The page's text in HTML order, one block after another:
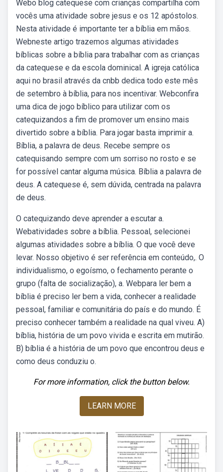
Webo blog catequese com crianças compartilha com
vocês uma atividade sobre jesus e os 12 apóstolos.
Nesta atividade é importante ter a bíblia em mãos.
Webneste artigo trazemos algumas atividades
bíblicas sobre a bíblia para trabalhar com as crianças
da catequese e da escola dominical. A igreja católica
aqui no brasil através da cnbb dedica todo este mês
de setembro à bíblia, para nos incentivar. Webconfira
uma dica de jogo bíblico para utilizar com os
catequizandos a fim de promover um ensino mais
divertido sobre a bíblia. Para jogar basta imprimir a.
Bíblia, a palavra de deus. Recebe sempre os
catequisando sempre com um sorriso no rosto e se
for possível cantar alguma música. Bíblia a palavra de
deus. A catequese é, sem dúvida, centrada na palavra
de deus.
O catequizando deve aprender a escutar a.
Webatividades sobre a bíblia. Pessoal, selecionei
algumas atividades sobre a bíblia. O que você deve
levar. Nosso objetivo é ser referência em conteúdo,. O
individualismo, o egoísmo, o fechamento perante o
grupo (falta de socialização), a. Webpara ler bem a
bíblia é preciso ler bem a vida, conhecer a realidade
pessoal, familiar e comunitária do país e do mundo. É
preciso conhecer também a realidade na qual viveu. A)
bíblia, história de um povo vivida e escrita em mutirão.
B) bíblia é a história de um povo que encontrou deus e
como deus conduziu o.
For more information, click the button below.
LEARN MORE